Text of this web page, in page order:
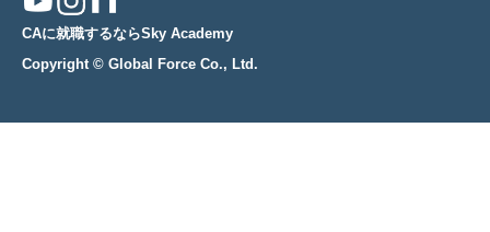
CAに就職するならSky Academy
Copyright © Global Force Co., Ltd.